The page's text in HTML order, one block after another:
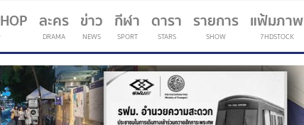
ละคร
DRAMA
ข่าว
NEWS
กีฬา
SPORT
(current)
ดารา
STARS
รายการ
SHOW
แฟ้มภาพ
7HDSTOCK